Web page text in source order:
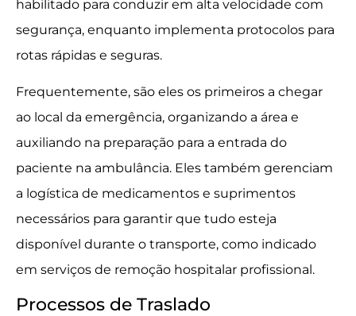
habilitado para conduzir em alta velocidade com
segurança, enquanto implementa protocolos para
rotas rápidas e seguras.
Frequentemente, são eles os primeiros a chegar
ao local da emergência, organizando a área e
auxiliando na preparação para a entrada do
paciente na ambulância. Eles também gerenciam
a logística de medicamentos e suprimentos
necessários para garantir que tudo esteja
disponível durante o transporte, como indicado
em serviços de remoção hospitalar profissional.
Processos de Traslado